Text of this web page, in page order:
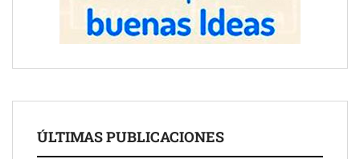
ÚLTIMAS PUBLICACIONES